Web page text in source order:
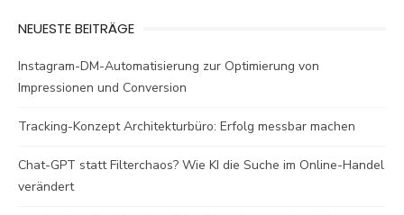
NEUESTE BEITRÄGE
Instagram-DM-Automatisierung zur Optimierung von
Impressionen und Conversion
Tracking-Konzept Architekturbüro: Erfolg messbar machen
Chat-GPT statt Filterchaos? Wie KI die Suche im Online-Handel
verändert